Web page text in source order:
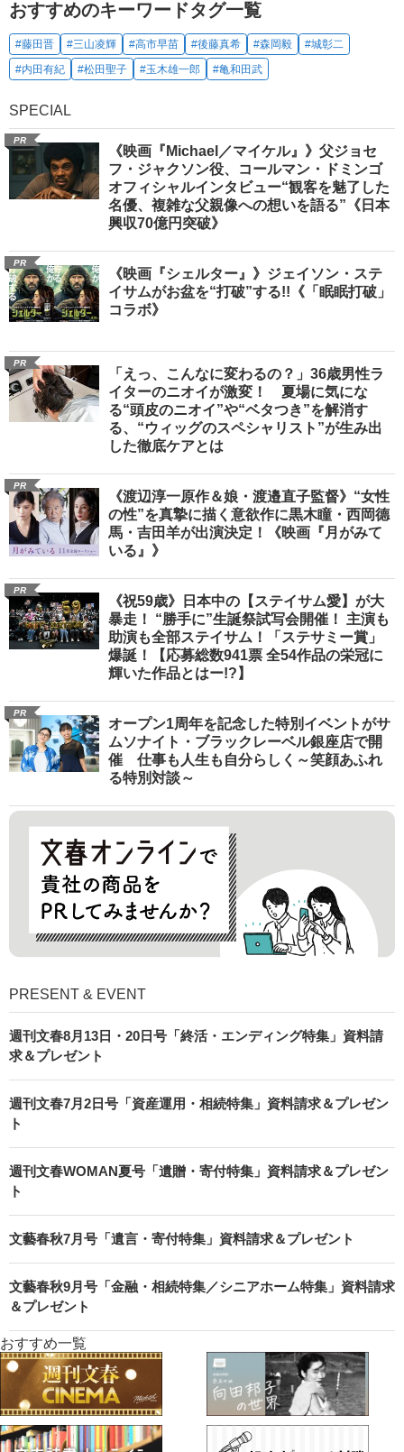
おすすめのキーワードタグ一覧
#藤田晋 #三山凌輝 #高市早苗 #後藤真希 #森岡毅
#城彰二
#内田有紀
#松田聖子 #玉木雄一郎 #亀和田武
SPECIAL
PR
《映画『Michael／マイケル』》父ジョセ
フ・ジャクソン役、コールマン・ドミンゴ
オフィシャルインタビュー“観客を魅了した
名優、複雑な父親像への想いを語る”《日本
興収70億円突破》
PR
《映画『シェルター』》ジェイソン・ステ
イサムがお盆を“打破”する!!《「眠眠打破」
コラボ》
PR
「えっ、こんなに変わるの？」36歳男性ラ
イターのニオイが激変！ 夏場に気にな
る“頭皮のニオイ”や“ベタつき”を解消す
る、“ウィッグのスペシャリスト”が生み出
した徹底ケアとは
PR
《渡辺淳一原作＆娘・渡邉直子監督》“女性
の性”を真摯に描く意欲作に黒木瞳・西岡德
馬・吉田羊が出演決定！《映画『月がみて
いる』》
PR
《祝59歳》日本中の【ステイサム愛】が大
暴走！ “勝手に”生誕祭試写会開催！ 主演も
助演も全部ステイサム！「ステサミー賞」
爆誕！【応募総数941票 全54作品の栄冠に
輝いた作品とはー!?】
PR
オープン1周年を記念した特別イベントがサ
ムソナイト・ブラックレーベル銀座店で開
催 仕事も人生も自分らしく～笑顔あふれ
る特別対談～
PRESENT & EVENT
週刊文春8月13日・20日号「終活・エンディング特集」資料請
求＆プレゼント
週刊文春7月2日号「資産運用・相続特集」資料請求＆プレゼン
ト
週刊文春WOMAN夏号「遺贈・寄付特集」資料請求＆プレゼン
ト
文藝春秋7月号「遺言・寄付特集」資料請求＆プレゼント
文藝春秋9月号「金融・相続特集／シニアホーム特集」資料請求
＆プレゼント
おすすめ一覧